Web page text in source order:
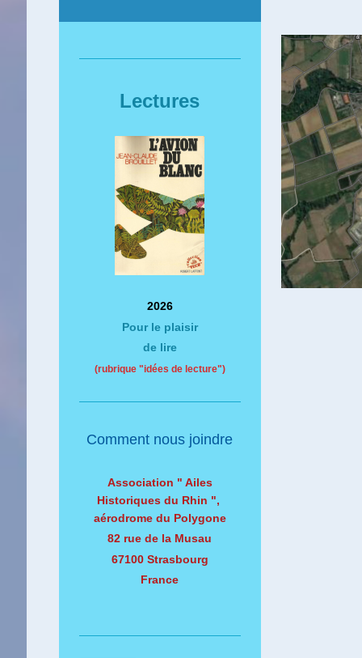
Lectures
2026
Pour le plaisir
de lire
(rubrique "idées de lecture")
Comment nous joindre
Association " Ailes
Historiques du Rhin ",
aérodrome du Polygone
82 rue de la Musau
67100 Strasbourg
France